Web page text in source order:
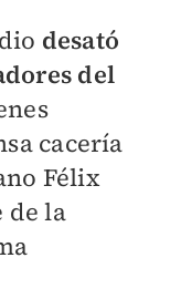
desató
del
cacería
Félix
de la